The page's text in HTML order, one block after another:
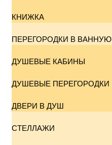
КНИЖКА
ПЕРЕГОРОДКИ В ВАННУЮ
ДУШЕВЫЕ КАБИНЫ
ДУШЕВЫЕ ПЕРЕГОРОДКИ
ДВЕРИ В ДУШ
СТЕЛЛАЖИ